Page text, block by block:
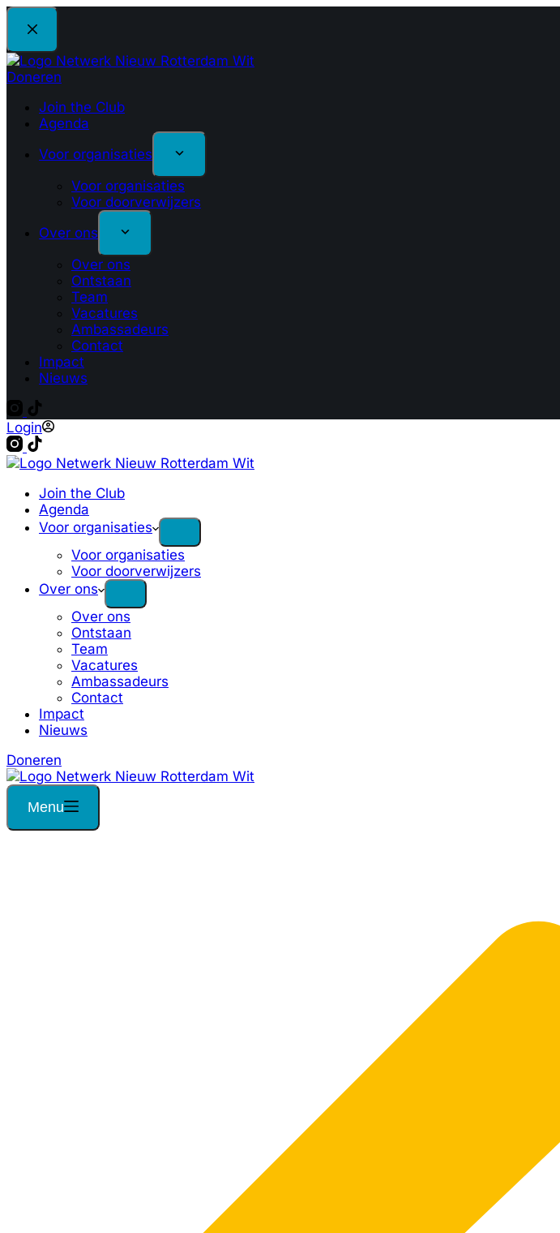
Ga
naar
de
inhoud
Doneren
Join the Club
Agenda
Voor organisaties
Voor organisaties
Voor doorverwijzers
Over ons
Over ons
Ontstaan
Team
Vacatures
Ambassadeurs
Contact
Impact
Nieuws
Login
Join the Club
Agenda
Voor organisaties
Voor organisaties
Voor doorverwijzers
Over ons
Over ons
Ontstaan
Team
Vacatures
Ambassadeurs
Contact
Impact
Nieuws
Doneren
Menu